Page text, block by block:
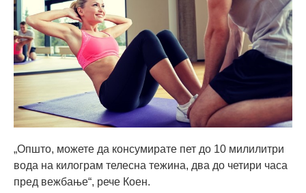
„Општо, можете да консумирате пет до 10 милилитри
вода на килограм телесна тежина, два до четири часа
пред вежбање“, рече Коен.